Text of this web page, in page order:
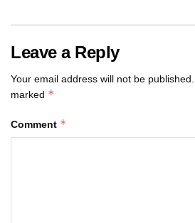
Leave a Reply
Your email address will not be published.
marked *
Comment *